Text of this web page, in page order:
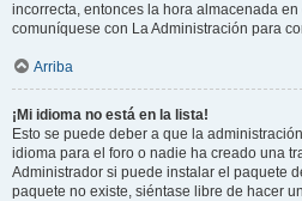
incorrecta, entonces la hora almacenada
comuníquese con La Administración para
Arriba
¡Mi idioma no está en la lista!
Esto se puede deber a que la
idioma para el foro o nadie ha creado una
Administrador si puede instalar el paquete
paquete no existe, siéntase libre de hacer